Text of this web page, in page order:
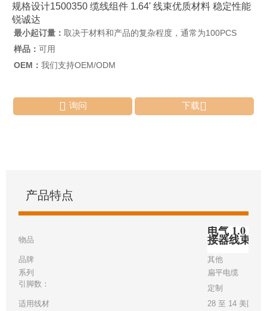
规格设计1500350 缆线组件 1.64' 线束优质材料 稳定性能
锐诚达
最小起订量： 取决于材料和产品的复杂程度，通常为100PCS
样品： 可用
OEM： 我们支持OEM/ODM
 询问 下载
产品特点
物品
电气 1.0 毫
接器线束
品牌
其他
系列
扁平电缆
引脚数：
定制
适用线材
28 至 14 美国线